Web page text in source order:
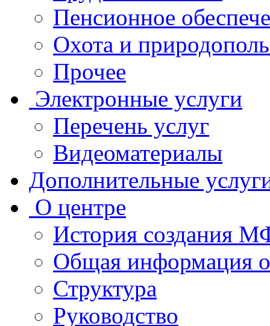
Пенсионное
Охота и
Прочее
Электронные услуги
Перечень услуг
Видеоматериалы
Дополнительные
О центре
История создания
Общая
Структура
Руководство